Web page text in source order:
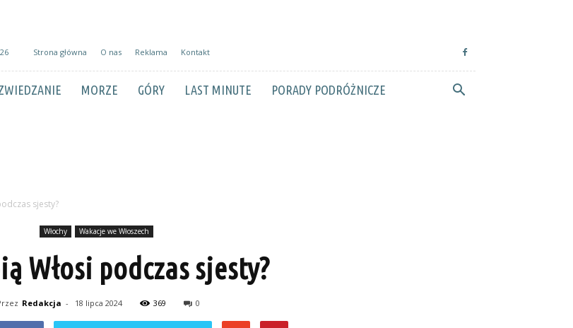
Strona główna O nas Reklama Kontakt
MORZE GÓRY LAST MINUTE PORADY PODRÓŻNICZE
sjesty?
Włochy Wakacje we Włoszech
Włosi podczas sjesty?
Redakcja - 18 lipca 2024 369 0